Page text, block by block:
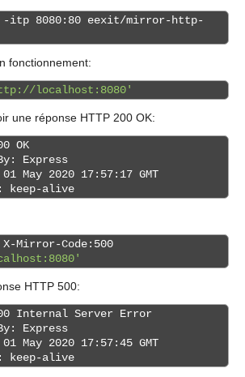
-itp 8080:80 eexit/mirror-http-
fonctionnement:
localhost:8080'
une réponse HTTP 200 OK:
OK
Express
May 2020 17:57:17 GMT
keep-alive
Mirror-Code:500
HTTP 500:
Internal Server Error
Express
May 2020 17:57:45 GMT
keep-alive